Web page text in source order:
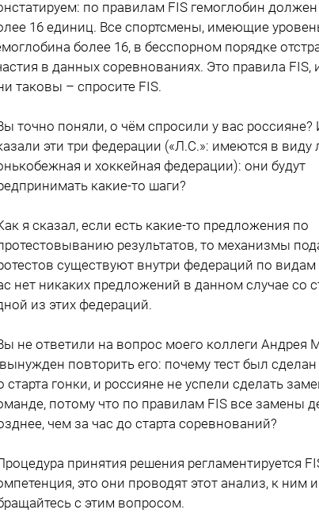
по правилам FIS гемоглобин
16 единиц. Все спортсмены, имеющие
более 16, в бесспорном порядке
в данных соревнованиях. Это правила FIS,
таковы – спросите FIS.
точно поняли, о чём спросили у вас россияне?
эти три федерации («Л.С.»: имеются в
и хоккейная федерации): они будут
какие-то шаги?
я сказал, если есть какие-то предложения по
результатов, то механизмы
существуют внутри федераций по видам
нет никаких предложений в данном случае со
из этих федераций.
не ответили на вопрос моего коллеги Андрея
повторить его: почему тест был
старта гонки, и россияне не успели сделать
потому что по правилам FIS все замены
чем за час до старта соревнований?
принятия решения регламентируется
это они проводят этот анализ, к ним и
с этим вопросом.